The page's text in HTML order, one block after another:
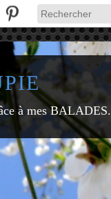
à mes BALADES.